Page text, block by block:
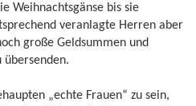
Weihnachtsgänse bis sie
veranlagte Herren aber
große Geldsummen und
übersenden.
„echte Frauen“ zu sein,